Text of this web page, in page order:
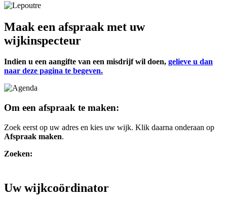
Maak een afspraak met uw
wijkinspecteur
Indien u een aangifte van een misdrijf wil doen, gelieve u dan
naar deze pagina te begeven.
Om een afspraak te maken:
Zoek eerst op uw adres en kies uw wijk. Klik daarna onderaan op
Afspraak maken.
Zoeken:
Uw wijkcoördinator